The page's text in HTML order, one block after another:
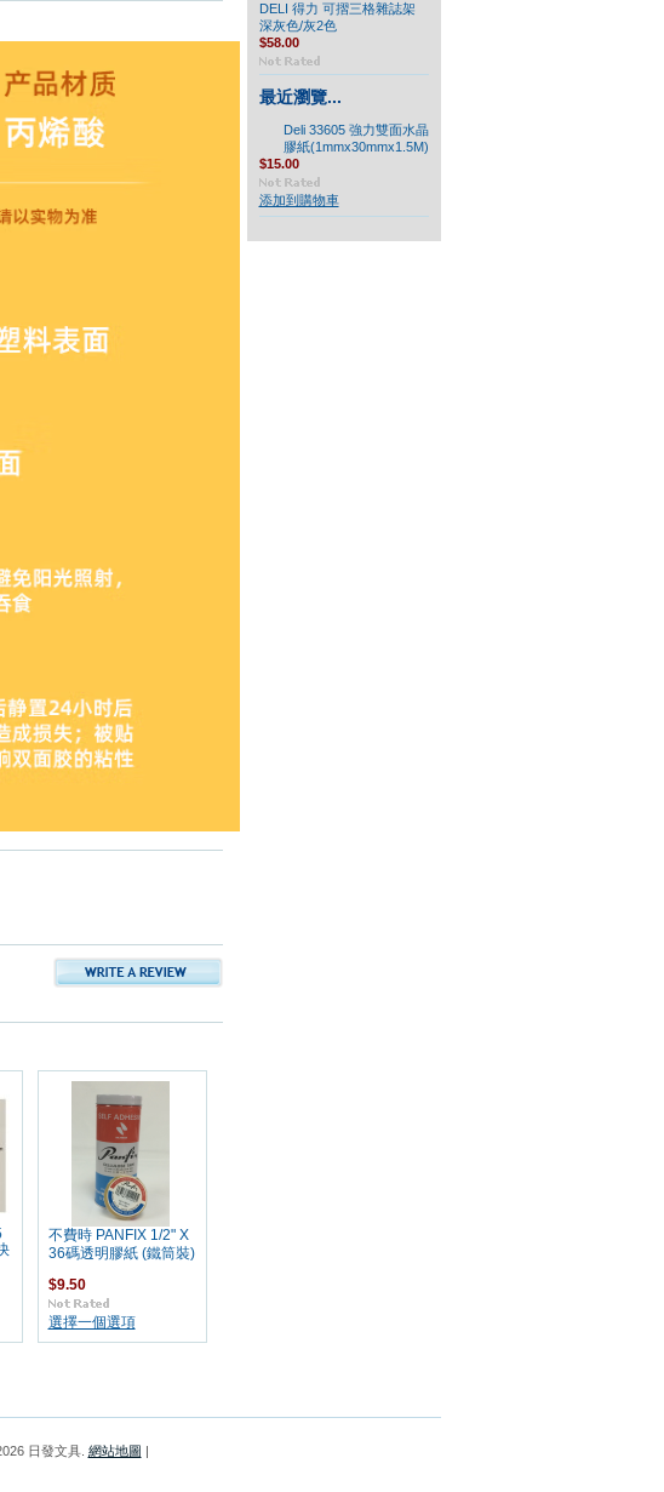
不費時 PANFIX 1/2" X
36碼透明膠紙 (鐵筒裝)
$9.50
選擇一個選項
DELI 得力 可摺三格雜誌架
深灰色/灰2色
$58.00
最近瀏覽...
Deli 33605 強力雙面水晶
膠紙(1mmx30mmx1.5M)
$15.00
添加到購物車
日發文具. 網站地圖 |